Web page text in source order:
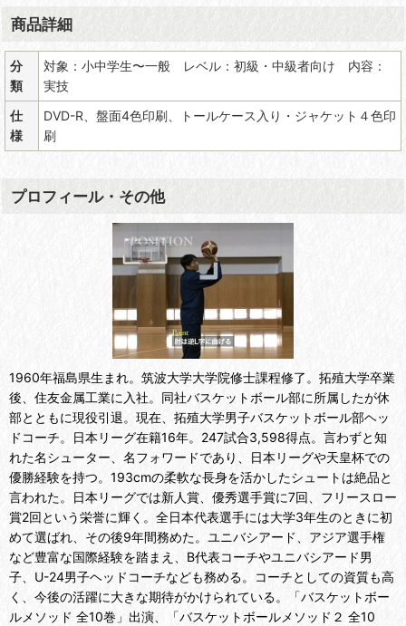
商品詳細
分
類
対象：小中学生〜一般 レベル：初級・中級者向け 内容：
実技
仕
様
DVD-R、盤面4色印刷、トールケース入り・ジャケット４色印
刷
プロフィール・その他
1960年福島県生まれ。筑波大学大学院修士課程修了。拓殖大学卒業
後、住友金属工業に入社。同社バスケットボール部に所属したが休
部とともに現役引退。現在、拓殖大学男子バスケットボール部ヘッ
ドコーチ。日本リーグ在籍16年。247試合3,598得点。言わずと知
れた名シューター、名フォワードであり、日本リーグや天皇杯での
優勝経験を持つ。193cmの柔軟な長身を活かしたシュートは絶品と
言われた。日本リーグでは新人賞、優秀選手賞に7回、フリースロー
賞2回という栄誉に輝く。全日本代表選手には大学3年生のときに初
めて選ばれ、その後9年間務めた。ユニバシアード、アジア選手権
など豊富な国際経験を踏まえ、B代表コーチやユニバシアード男
子、U-24男子ヘッドコーチなども務める。コーチとしての資質も高
く、今後の活躍に大きな期待がかけられている。「バスケットボー
ルメソッド 全10巻」出演、「バスケットボールメソッド２ 全10